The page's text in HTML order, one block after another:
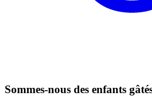
Sommes-nous des enfants